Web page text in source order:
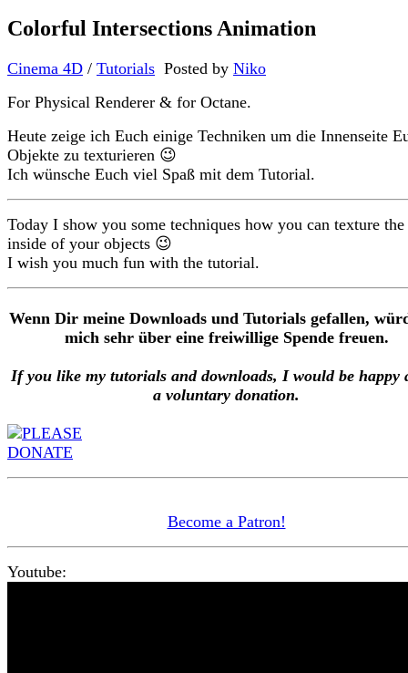
Colorful Intersections Animation
Cinema 4D / Tutorials Posted by Niko
For Physical Renderer & for Octane.
Heute zeige ich Euch einige Techniken um die Innenseite
Objekte zu texturieren 😉
Ich wünsche Euch viel Spaß mit dem Tutorial.
Today I show you some techniques how you can texture the
inside of your objects 😉
I wish you much fun with the tutorial.
Wenn Dir meine Downloads und Tutorials gefallen,
mich sehr über eine freiwillige Spende freuen.
If you like my tutorials and downloads, I would be happy
a voluntary donation.
Become a Patron!
Youtube: